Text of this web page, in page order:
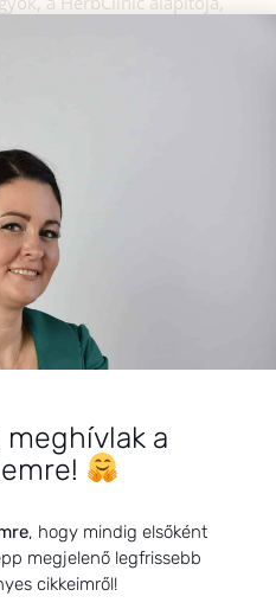
el
az
nekem.
a
, hogy mindig elsőként
megjelenő legfrissebb
cikkeimről!